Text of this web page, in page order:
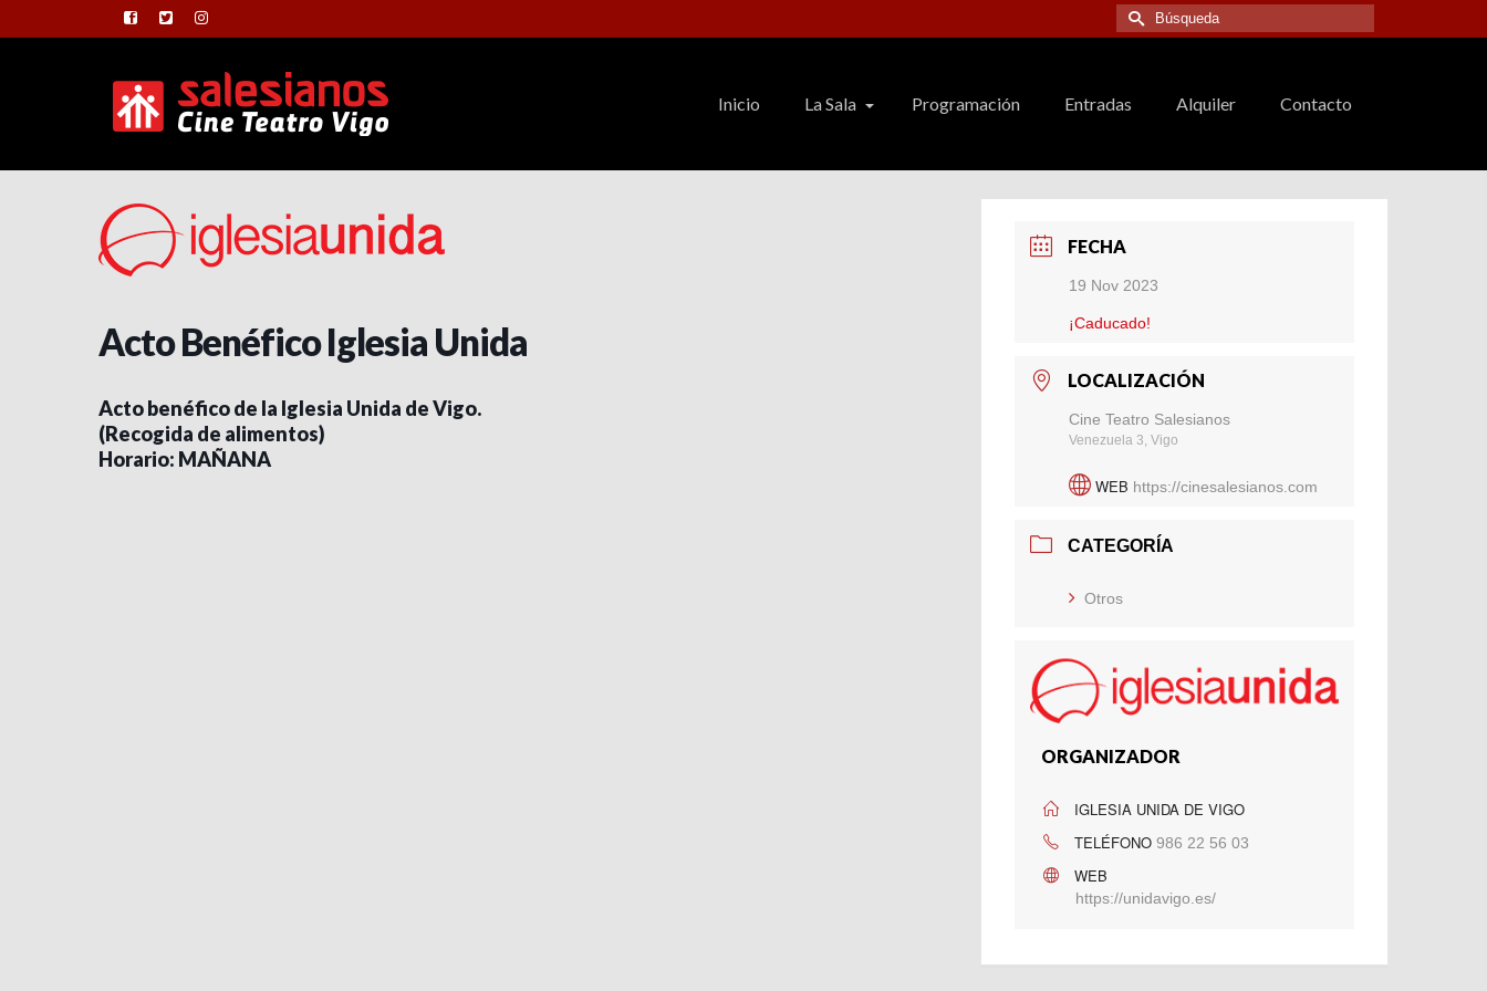
Buscar
por:
Inicio La Sala Programación Entradas Alquiler Contacto
Acto Benéfico Iglesia Unida
Acto benéfico de la Iglesia Unida de Vigo.
(Recogida de alimentos)
Horario: MAÑANA
FECHA
19 Nov 2023
¡Caducado!
LOCALIZACIÓN
Cine Teatro Salesianos
Venezuela 3, Vigo
WEB https://cinesalesianos.com
CATEGORÍA
Otros
ORGANIZADOR
IGLESIA UNIDA DE VIGO
TELÉFONO 986 22 56 03
WEB
https://unidavigo.es/